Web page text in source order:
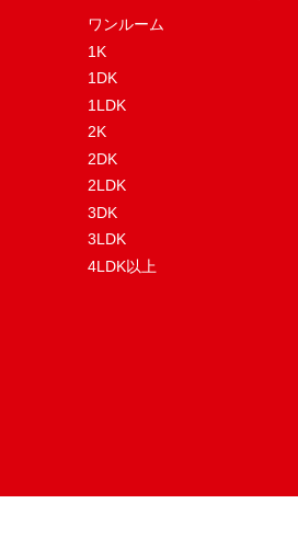
ワンルーム
1K
1DK
1LDK
2K
2DK
2LDK
3DK
3LDK
4LDK以上